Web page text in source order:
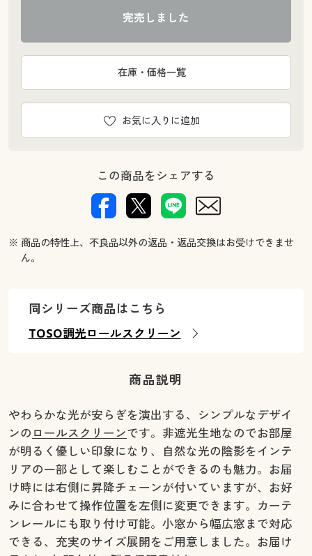
完売しました
お気に入りに追加
在庫・価格一覧
この商品をシェアする
※ 商品の特性上、不良品以外の返品・返品交換はお受けできませ
ん。
同シリーズ商品はこちら
TOSO調光ロールスクリーン
商品説明
やわらかな光が安らぎを演出する、シンプルなデザイ
ンの ロールスクリーンです。非遮光生地なのでお部屋
が明るく優しい印象になり、自然な光の陰影をインテ
リアの一部として楽しむことができるのも魅力。お届
け時には右側に昇降チェーンが付いていますが、お好
みに合わせて操作位置を左側に変更できます。カーテ
ンレールにも取り付け可能。小窓から幅広窓まで対応
できる、充実のサイズ展開をご用意しました。お届け